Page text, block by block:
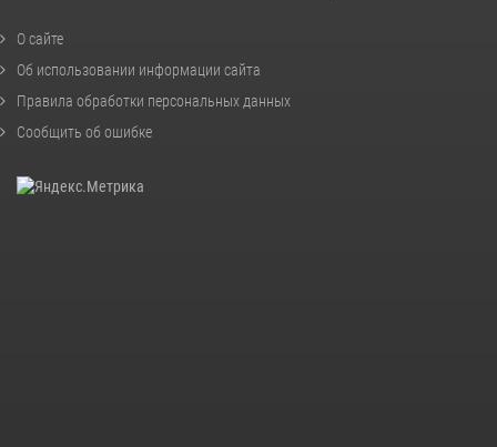
О сайте
Об использовании информации сайта
Правила обработки персональных данных
Сообщить об ошибке